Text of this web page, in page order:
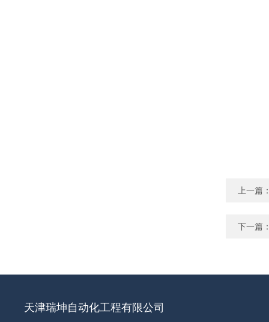
上一篇
下一篇
天津瑞坤自动化工程有限公司